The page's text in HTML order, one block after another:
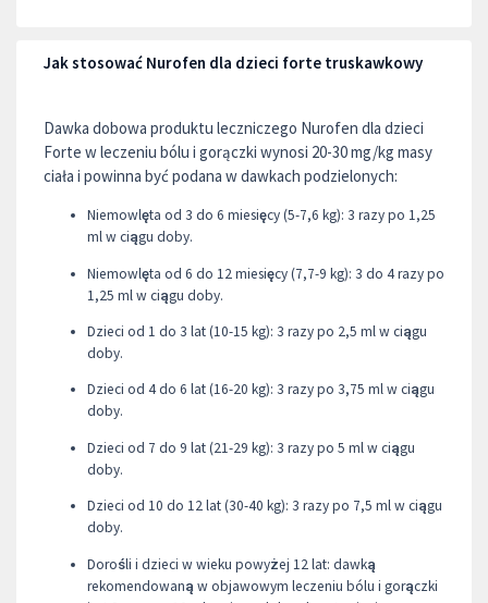
Jak stosować Nurofen dla dzieci forte truskawkowy
Dawka dobowa produktu leczniczego Nurofen dla dzieci
Forte w leczeniu bólu i gorączki wynosi 20-30 mg/kg masy
ciała i powinna być podana w dawkach podzielonych:
Niemowlęta od 3 do 6 miesięcy (5-7,6 kg): 3 razy po 1,25
ml w ciągu doby.
Niemowlęta od 6 do 12 miesięcy (7,7-9 kg): 3 do 4 razy po
1,25 ml w ciągu doby.
Dzieci od 1 do 3 lat (10-15 kg): 3 razy po 2,5 ml w ciągu
doby.
Dzieci od 4 do 6 lat (16-20 kg): 3 razy po 3,75 ml w ciągu
doby.
Dzieci od 7 do 9 lat (21-29 kg): 3 razy po 5 ml w ciągu
doby.
Dzieci od 10 do 12 lat (30-40 kg): 3 razy po 7,5 ml w ciągu
doby.
Dorośli i dzieci w wieku powyżej 12 lat: dawką
rekomendowaną w objawowym leczeniu bólu i gorączki